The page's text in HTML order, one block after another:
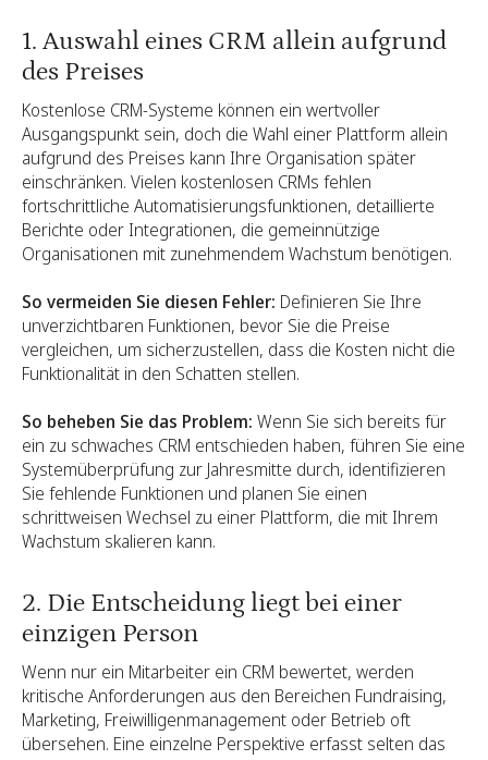
1. Auswahl eines CRM allein aufgrund
des Preises
Kostenlose CRM-Systeme können ein wertvoller
Ausgangspunkt sein, doch die Wahl einer Plattform allein
aufgrund des Preises kann Ihre Organisation später
einschränken. Vielen kostenlosen CRMs fehlen
fortschrittliche Automatisierungsfunktionen, detaillierte
Berichte oder Integrationen, die gemeinnützige
Organisationen mit zunehmendem Wachstum benötigen.
So vermeiden Sie diesen Fehler: Definieren Sie Ihre
unverzichtbaren Funktionen, bevor Sie die Preise
vergleichen, um sicherzustellen, dass die Kosten nicht die
Funktionalität in den Schatten stellen.
So beheben Sie das Problem: Wenn Sie sich bereits für
ein zu schwaches CRM entschieden haben, führen Sie eine
Systemüberprüfung zur Jahresmitte durch, identifizieren
Sie fehlende Funktionen und planen Sie einen
schrittweisen Wechsel zu einer Plattform, die mit Ihrem
Wachstum skalieren kann.
2. Die Entscheidung liegt bei einer
einzigen Person
Wenn nur ein Mitarbeiter ein CRM bewertet, werden
kritische Anforderungen aus den Bereichen Fundraising,
Marketing, Freiwilligenmanagement oder Betrieb oft
übersehen. Eine einzelne Perspektive erfasst selten das